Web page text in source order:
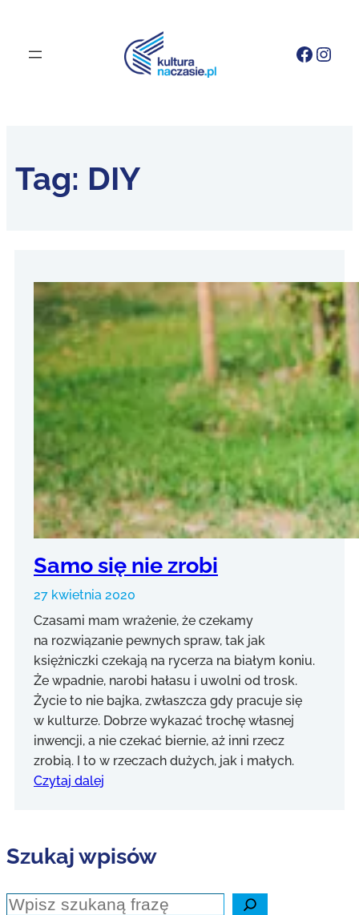
Tag: DIY
Samo się nie zrobi
27 kwietnia 2020
Czasami mam wrażenie, że czekamy
na rozwiązanie pewnych spraw, tak jak
księżniczki czekają na rycerza na białym koniu.
Że wpadnie, narobi hałasu i uwolni od trosk.
Życie to nie bajka, zwłaszcza gdy pracuje się
w kulturze. Dobrze wykazać trochę własnej
inwencji, a nie czekać biernie, aż inni rzecz
zrobią. I to w rzeczach dużych, jak i małych.
Czytaj dalej
Szukaj wpisów
Szukaj